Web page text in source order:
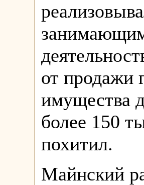
от продажи
имущества
более 150
похитил.
Майнский